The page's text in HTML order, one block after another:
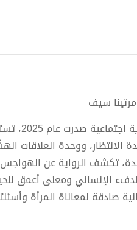
رواية
الانتظار، ووحدة العلاقات
تكشف الرواية عن الهواجس
الإنساني ومعنى أعمق
صادقة لمعاناة المرأة